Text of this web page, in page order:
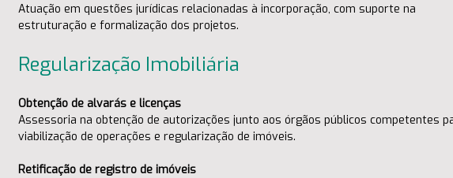
Atuação em questões jurídicas relacionadas à incorporação, com suporte na
estruturação e formalização dos projetos.
Regularização Imobiliária
Obtenção de alvarás e licenças
Assessoria na obtenção de autorizações junto aos órgãos públicos competentes
viabilização de operações e regularização de imóveis.
Retificação de registro de imóveis